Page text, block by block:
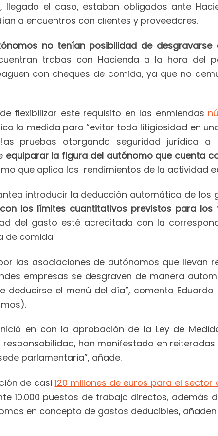
el caso, estaban obligados ante
a encuentros con clientes y proveedores.
no tenían posibilidad de desgravarse
trabas con Hacienda a la hora del
con cheques de comida, ya que no
flexibilizar este requisito en las enmiendas
la medida para “evitar toda litigiosidad en
pruebas otorgando seguridad jurídica a
equiparar la figura del autónomo que cuenta
que aplica los rendimientos de la actividad
introducir la deducción automática de
con los límites cuantitativos previstos para los
del gasto esté acreditada con la
de comida.
las asociaciones de autónomos que llevan
empresas se desgraven de manera
el menú del día”, comenta Eduardo
en con la aprobación de la Ley de
han manifestado en
parlamentaria”, añade.
de casi120 millones de euros para el
10.000 puestos de trabajo directos, además
en concepto de gastos deducibles,